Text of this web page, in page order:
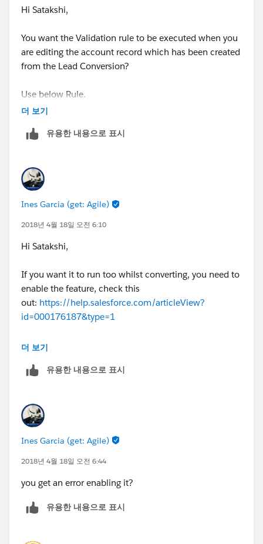
Setup -> Customize -> Leads -> Fields ->Scroll down
toCustom Field Section->
This will do the trick.
Regards,
Amit
Hi Satakshi,
You want the Validation rule to be executed when you
are editing the account record which has been created
from the Lead Conversion?
Use below Rule.
	OR(
	),
	NOT(ISNEW()),
)
You need to put the all fields into the validation rule
because Address is a compound field and cannot be
directly used into the validation use.
Note: - Use the Correct API Name.
Regards,
더 보기
유용한 내용으로 표시
Ines Garcia (get: Agile)
2018년 4월 18일 오전 6:10
Hi Satakshi,
If you want it to run too whilst converting, you need to
enable the feature, check this
out: https://help.salesforce.com/articleView?
id=000176187&type=1
Hope this helps,
Ines
더 보기
유용한 내용으로 표시
Ines Garcia (get: Agile)
2018년 4월 18일 오전 6:44
you get an error enabling it?
유용한 내용으로 표시